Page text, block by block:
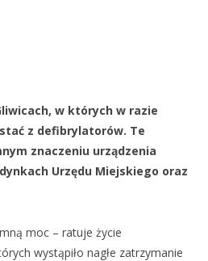
w których w razie
z defibrylatorów. Te
znaczeniu urządzenia
Urzędu Miejskiego oraz
moc – ratuje życie
wystąpiło nagłe zatrzymanie